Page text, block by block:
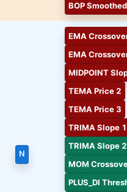
BOP
N
EMA
EMA
MIDPOINT
TEMA Price 2
TEMA Price 3
TRIMA Slope 1
TRIMA Slope 2
MOM
PLUS_DI